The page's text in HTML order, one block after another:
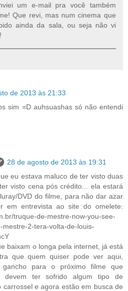
um e-mail pra você também
Que revi, mas num cinema que
ainda da sala, ou seja não vi
de 2013 às 21:33
sim =D auhsuashas só não entendi
28 de agosto de 2013 às 19:31
eu estava maluco de ter visto duas
visto cena pós crédito... ela estará
DVD do filme, para não dar azar
em entrevista ao site do omelete:
truque-de-mestre-now-you-see-
mestre-2-tera-volta-de-louis-
baixam o longa pela internet, já está
que quem quiser pode ver aqui,
para o próximo filme que
devem ter sofrido algum tipo de
carrossel e agora estão em busca de